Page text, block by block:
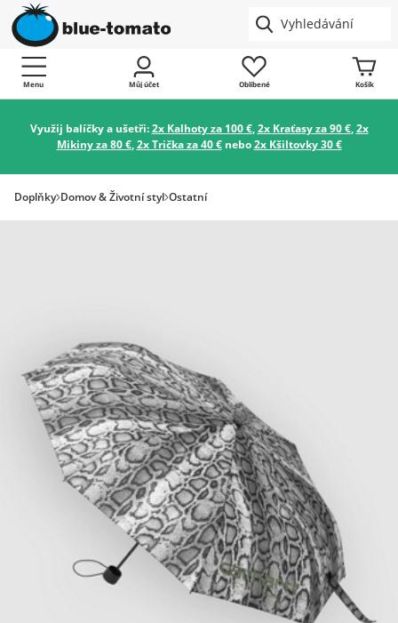
Menu Můj účet Oblíbené Košík
Využij balíčky a ušetři:2x Kalhoty za 100 €,2x Kraťasy za 90 €,2x
Mikiny za 80 €,2x Trička za 40 €nebo2x Kšiltovky 30 €
Doplňky Domov & Životní styl Ostatní